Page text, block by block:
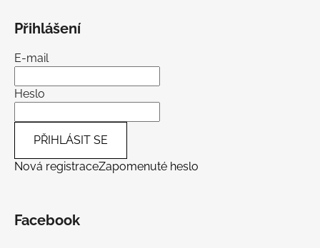
Přihlášení
E-mail
Heslo
PŘIHLÁSIT SE
Nová registraceZapomenuté heslo
Facebook